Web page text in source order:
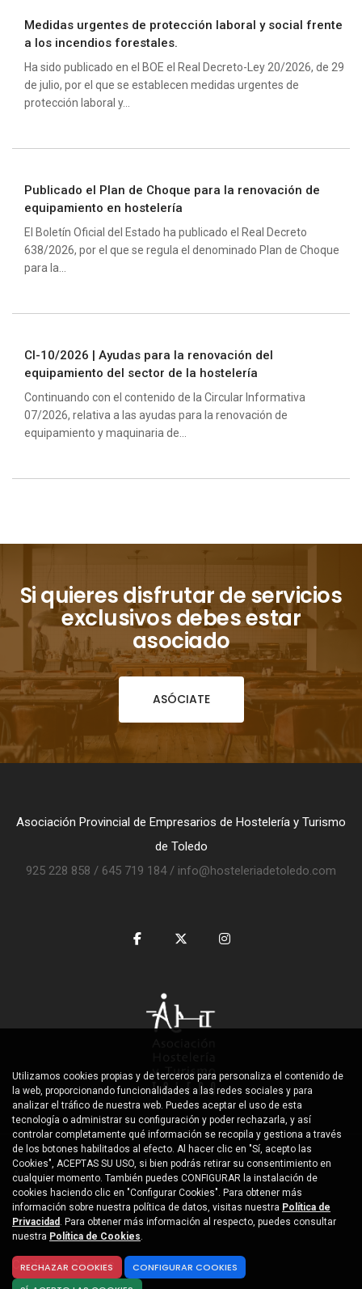
Medidas urgentes de protección laboral y social frente
a los incendios forestales.
Ha sido publicado en el BOE el Real Decreto-Ley 20/2026, de 29
de julio, por el que se establecen medidas urgentes de
protección laboral y...
Publicado el Plan de Choque para la renovación de
equipamiento en hostelería
El Boletín Oficial del Estado ha publicado el Real Decreto
638/2026, por el que se regula el denominado Plan de Choque
para la...
CI-10/2026 | Ayudas para la renovación del
equipamiento del sector de la hostelería
Continuando con el contenido de la Circular Informativa
07/2026, relativa a las ayudas para la renovación de
equipamiento y maquinaria de...
Si quieres disfrutar de servicios
exclusivos debes estar
asociado
ASÓCIATE
Utilizamos cookies propias y de terceros para personaliza el contenido de
la web, proporcionando funcionalidades a las redes sociales y para
analizar el tráfico de nuestra web. Puedes aceptar el uso de esta
tecnología o administrar su configuración y poder rechazarla, y así
controlar completamente qué información se recopila y gestiona a través
de los botones habilitados al efecto. Al hacer clic en "Sí, acepto las
Cookies", ACEPTAS SU USO, si bien podrás retirar su consentimiento en
cualquier momento. También puedes CONFIGURAR la instalación de
cookies haciendo clic en "Configurar Cookies". Para obtener más
información sobre nuestra política de datos, visitas nuestra Política de
Privacidad . Para obtener más información al respecto, puedes consultar
nuestra Política de Cookies
RECHAZAR COOKIES
CONFIGURAR COOKIES
Asociación Provincial de Empresarios de Hostelería y Turismo
de Toledo
925 228 858 / 645 719 184 / info@hosteleriadetoledo.com
Aviso Legal
Política de Privacidad
Política de Cookies
Configurar Cookies